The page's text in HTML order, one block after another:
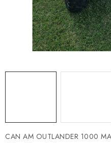
ROZŠIROVACIE PLASTY
PRÍVESY - VOZÍKY
ŠTVORKOLKY
CAN AM OUTLANDER 1000